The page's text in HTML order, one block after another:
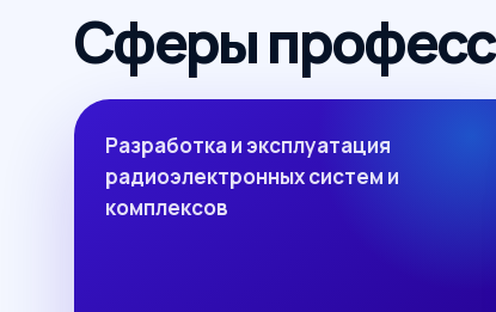
Сферы
Разработка и эксплуатация
радиоэлектронных систем и
комплексов